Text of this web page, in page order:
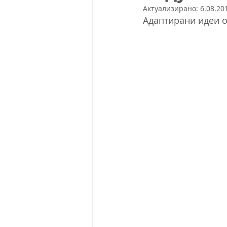
Актуализирано:
Адаптирани идеи